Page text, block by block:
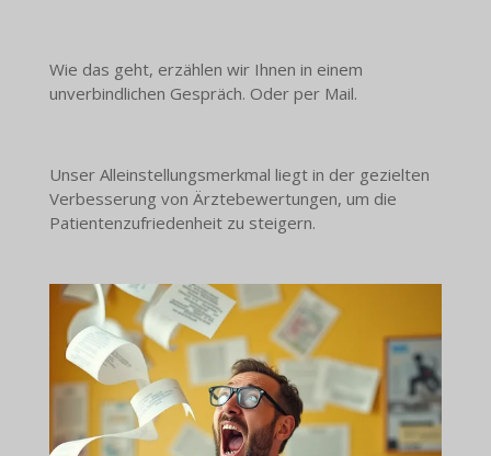
Wie das geht, erzählen wir Ihnen in einem
unverbindlichen Gespräch. Oder per Mail.
Unser Alleinstellungsmerkmal liegt in der gezielten
Verbesserung von Ärztebewertungen, um die
Patientenzufriedenheit zu steigern.